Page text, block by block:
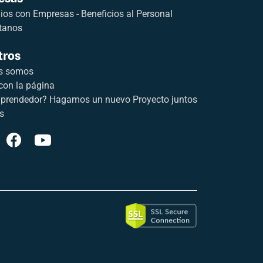
con Empresas - Beneficios al Personal
somos
la página
Hagamos un nuevo Proyecto juntos